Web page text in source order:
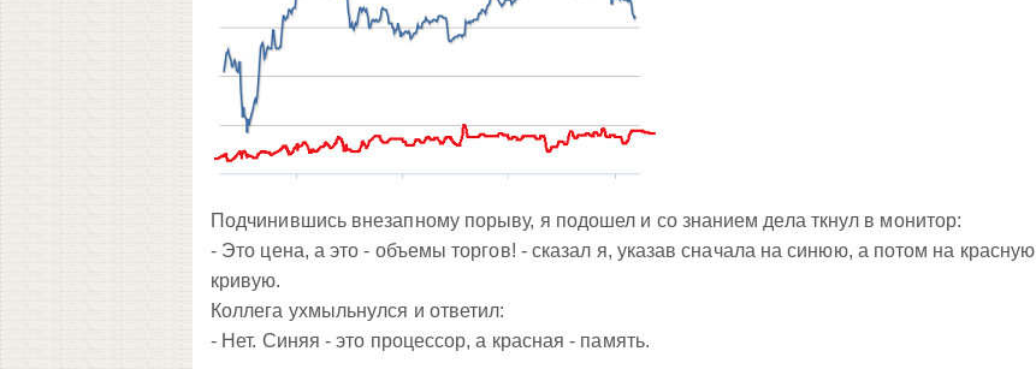
Подчинившись внезапному порыву, я подошел и со знанием дела ткнул в монитор:
- Это цена, а это - объемы торгов! - сказал я, указав сначала на синюю, а потом на красную
кривую.
Коллега ухмыльнулся и ответил:
- Нет. Синяя - это процессор, а красная - память.